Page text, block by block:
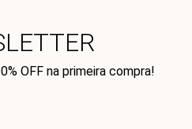
OFF na primeira compra!